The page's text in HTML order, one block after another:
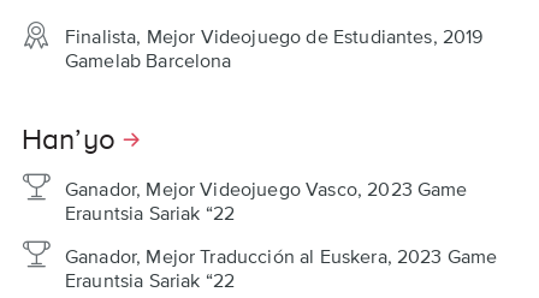
Finalista, Mejor Videojuego de Estudiantes, 2019
Gamelab Barcelona
Han’yo
Ganador, Mejor Videojuego Vasco, 2023 Game
Erauntsia Sariak “22
Ganador, Mejor Traducción al Euskera, 2023 Game
Erauntsia Sariak “22